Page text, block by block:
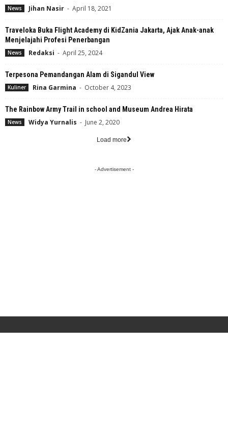
News Jihan Nasir - April 18, 2021
Traveloka Buka Flight Academy di KidZania Jakarta, Ajak Anak-anak
Menjelajahi Profesi Penerbangan
News Redaksi - April 25, 2024
Terpesona Pemandangan Alam di Sigandul View
Kuliner Rina Garmina - October 4, 2023
The Rainbow Army Trail in school and Museum Andrea Hirata
News Widya Yurnalis - June 2, 2020
Load more
- Advertisement -